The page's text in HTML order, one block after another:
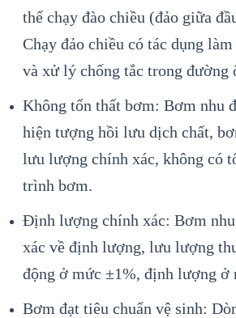
thể chạy đào chiều (đảo giữa
Chạy đảo chiều có tác dụng
và xử lý chống tắc trong đường
Không tổn thất bơm: Bơm nhu
hiện tượng hồi lưu dịch chất,
lưu lượng chính xác, không có
trình bơm.
Định lượng chính xác: Bơm
xác về định lượng, lưu lượng
động ở mức ±1%, định lượng ở
Bơm đạt tiêu chuẩn vệ sinh: